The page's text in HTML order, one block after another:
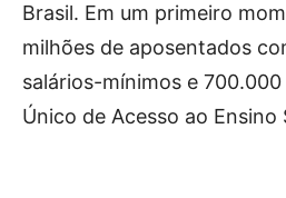
Brasil. Em um primeiro
milhões de aposentados
salários-mínimos e
Único de Acesso ao Ensino